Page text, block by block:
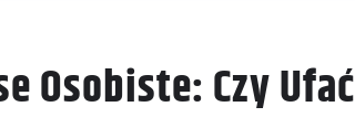
Osobiste: Czy Ufać